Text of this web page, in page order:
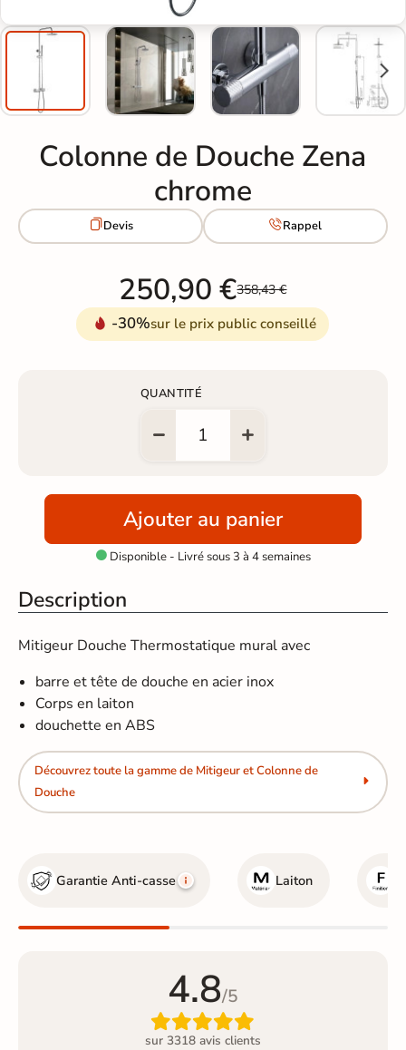
Colonne de Douche Zena
chrome
Devis Rappel
250,90 €358,43 €
-30%sur le prix public conseillé
QUANTITÉ
Ajouter au panier
Disponible - Livré sous 3 à 4 semaines
Description
Mitigeur Douche Thermostatique mural avec
barre et tête de douche en acier inox
Corps en laiton
douchette en ABS
Découvrez toute la gamme de Mitigeur et Colonne de
Douche
Garantie Anti-casse Laiton
4.8/5

sur 3318 avis clients